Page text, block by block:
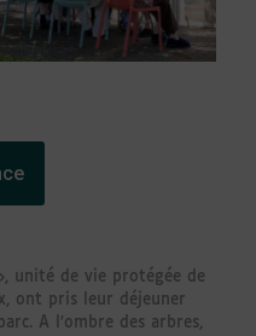
unité de vie protégée de
ont pris leur déjeuner
A l’ombre des arbres,